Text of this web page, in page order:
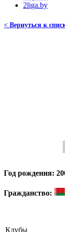
2liga.by
< Вернуться к
Год рождения:
Гражданство:
Клубы